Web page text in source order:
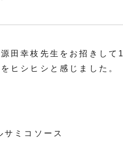
田幸枝先生をお招きし
ヒシヒシと感じました。
ミコソース